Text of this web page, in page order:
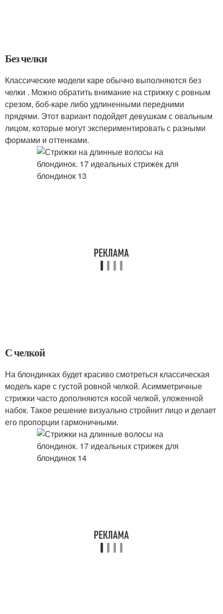
Без челки
Классические модели каре обычно выполняются без
челки . Можно обратить внимание на стрижку с ровным
срезом, боб-каре либо удлиненными передними
прядями. Этот вариант подойдет девушкам с овальным
лицом, которые могут экспериментировать с разными
формами и оттенками.
С челкой
На блондинках будет красиво смотреться классическая
модель каре с густой ровной челкой. Асимметричные
стрижки часто дополняются косой челкой, уложенной
набок. Такое решение визуально стройнит лицо и делает
его пропорции гармоничными.